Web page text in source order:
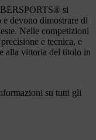
si
e devono dimostrare di
Nelle competizioni
e tecnica, e
alla vittoria del titolo in
su tutti gli